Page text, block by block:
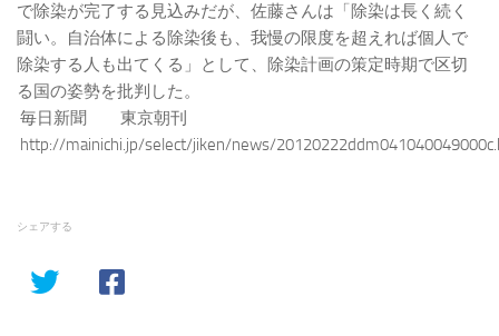
で除染が完了する見込みだが、佐藤さんは「除染は長く続く
闘い。自治体による除染後も、我慢の限度を超えれば個人で
除染する人も出てくる」として、除染計画の策定時期で区切
る国の姿勢を批判した。
毎日新聞 東京朝刊
http://mainichi.jp/select/jiken/news/
シェアする